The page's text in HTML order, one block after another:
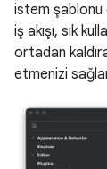
istem şablonu
iş akışı, sık
ortadan
etmenizi